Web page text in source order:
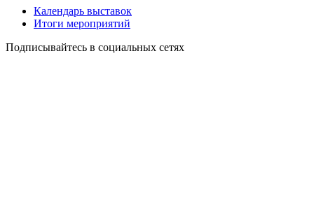
Календарь выставок
Итоги мероприятий
Подписывайтесь в социальных сетях